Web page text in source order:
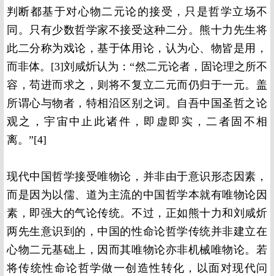
判断都基于对心物二元论的接受，只是哲学立场不
同。只有少数哲学家不接受这种二分。熊十力先生将
此二分称为戏论，基于体用论，认为心、物皆是用，
而非体。[3]刘咸炘认为：“然二元论者，固论理之所不
容，苟进而求之，则将不复立二元而仍归于一元。盖
所谓心与物者，特相沿区别之词。自吾中国圣哲之论
观之，宇宙中止此诸件，即虚即实，二者固不相
离。”[4]
现代中国哲学接受唯物论，并非由于意识形态因素，
而是因为以儒、道为主流的中国哲学本就有唯物论因
素，即强大的气论传统。不过，正如熊十力和刘咸炘
两先生意识到的，中国的性命论哲学传统并非建立在
心物二元基础上，因而其唯物论亦非机械唯物论。若
将传统性命论哲学做一创造性转化，以面对现代问